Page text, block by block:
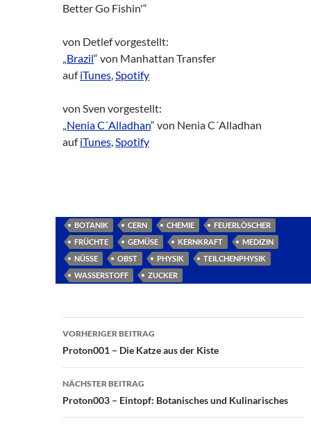
Better Go Fishin'“
von Detlef vorgestellt:
„Brazil“ von Manhattan Transfer
aufiTunes,Spotify
von Sven vorgestellt:
„Nenia C´Alladhan“ von Nenia C´Alladhan
aufiTunes,Spotify
BOTANIK CERN CHEMIE
FEUERLÖSCHER
FRÜCHTE
GEMÜSE KERNKRAFT
MEDIZIN
NÜSSE
OBST PHYSIK
TEILCHENPHYSIK
WASSERSTOFF
ZUCKER
Beitragsnavigation
VORHERIGER BEITRAG
Proton001 – Die Katze aus der Kiste
NÄCHSTER BEITRAG
Proton003 – Eintopf: Botanisches und Kulinarisches